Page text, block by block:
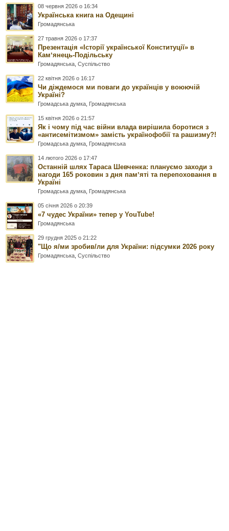
08 червня 2026 о 16:34
Українська книга на Одещині
Громадянська
27 травня 2026 о 17:37
Презентація «Історії української Конституції» в
Камʼянець-Подільську
Громадянська ,Суспільство
22 квітня 2026 о 16:17
Чи діждемося ми поваги до українців у воюючій
Україні?
Громадська думка Громадянська
15 квітня 2026 о 21:57
Як і чому під час війни влада вирішила боротися з
«антисемітизмом» замість українофобії та рашизму?!
Громадська думка Громадянська
14 лютого 2026 о 17:47
Останній шлях Тараса Шевченка: плануємо заходи з
нагоди 165 роковин з дня памʼяті та перепоховання в
Україні
Громадська думка Громадянська
05 січня 2026 о 20:39
«7 чудес України» тепер у YouTube!
Громадянська
29 грудня 2025 о 21:22
"Що я/ми зробив/ли для України: підсумки 2026 року
Громадянська ,Суспільство